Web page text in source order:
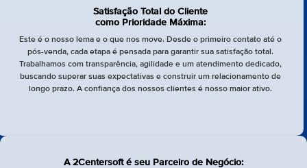
Satisfação Total do Cliente
como Prioridade Máxima:
Este é o nosso lema e o que nos move. Desde o primeiro contato até o
pós-venda, cada etapa é pensada para garantir sua satisfação total.
Trabalhamos com transparência, agilidade e um atendimento dedicado,
buscando superar suas expectativas e construir um relacionamento de
longo prazo. A confiança dos nossos clientes é nosso maior ativo.
A 2Centersoft é seu Parceiro de Negócio: